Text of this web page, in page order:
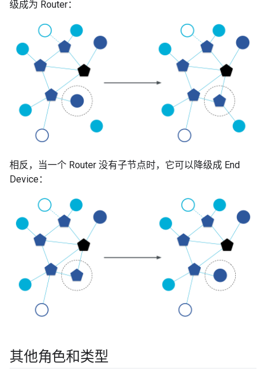
级成为 Router：
相反，当一个 Router 没有子节点时，它可以降级成 End
Device：
其他角色和类型